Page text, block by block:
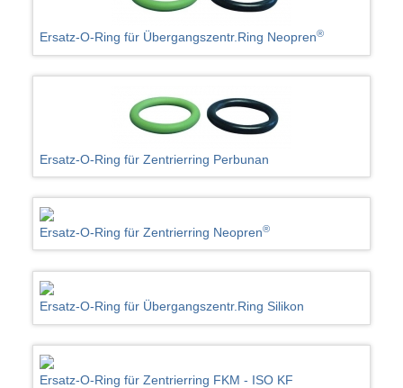
Ersatz-O-Ring für Übergangszentr.Ring Neopren®
Ersatz-O-Ring für Zentrierring Perbunan
Ersatz-O-Ring für Zentrierring Neopren®
Ersatz-O-Ring für Übergangszentr.Ring Silikon
Ersatz-O-Ring für Zentrierring FKM - ISO KF